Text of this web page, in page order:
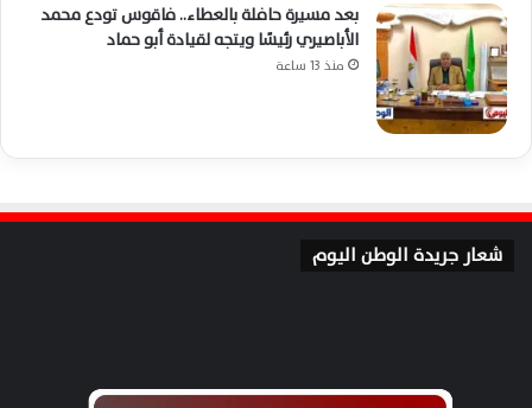
بعد مسيرة حافلة بالعطاء.. فاقوس تودع محمد
الأباصيري رئيسًا ويتجه لقيادة أبو حماد
منذ 13 ساعة
شعار جريدة الوطن اليوم